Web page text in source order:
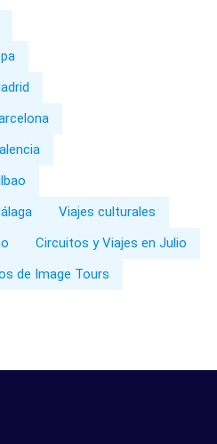
Viajes culturales
Circuitos y Viajes en Julio
de Image Tours